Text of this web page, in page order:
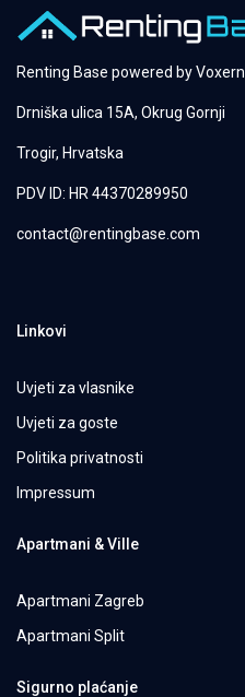
Renting Base powered byVoxern
Drniška ulica 15A, Okrug Gornji
Trogir, Hrvatska
PDV ID: HR 44370289950
contact@rentingbase.com
Linkovi
Uvjeti za vlasnike
Uvjeti za goste
Politika privatnosti
Impressum
Apartmani & Ville
Apartmani Zagreb
Apartmani Split
Sigurno plaćanje